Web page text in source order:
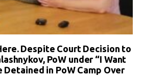
Despite Court Decision to
PoW under “I Want
Detained in PoW Camp Over